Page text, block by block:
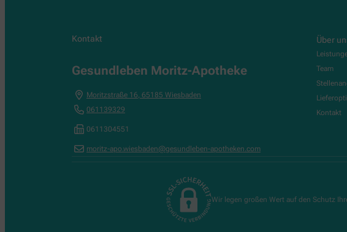
Kontakt
Gesundleben Moritz-Apotheke
Moritzstraße 16, 65185 Wiesbaden
061139329
0611304551
moritz-apo.wiesbaden@gesundleben-apotheken.com
Über
Team
Kontakt
Wir legen großen Wert auf den Schutz